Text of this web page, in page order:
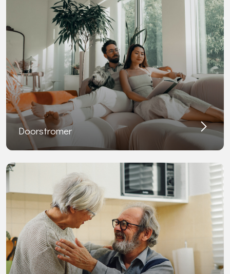
Doorstromer